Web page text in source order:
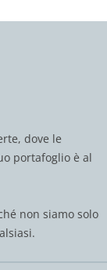
dove le
portafoglio è al
non siamo solo